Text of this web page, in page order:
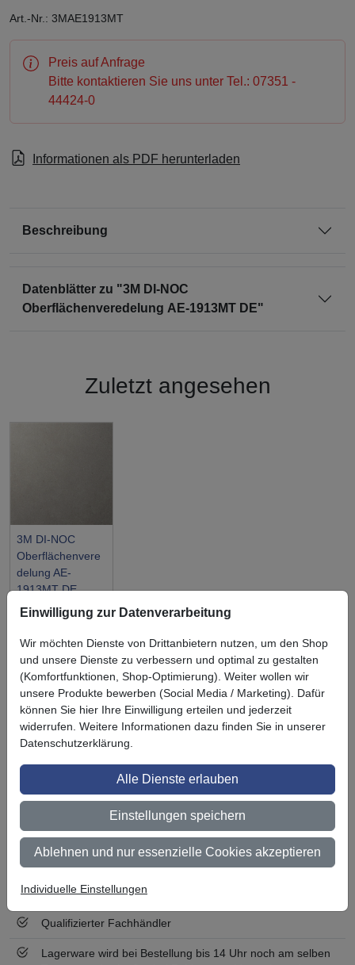
Art.-Nr.: 3MAE1913MT
Preis auf Anfrage
Bitte kontaktieren Sie uns unter Tel.: 07351 -
44424-0
Informationen als PDF herunterladen
Beschreibung
Datenblätter zu "3M DI-NOC
Oberflächenveredelung AE-1913MT DE"
Zuletzt angesehen
3M DI-NOC
Oberflächenvere
delung AE-
1913MT DE
Ihre Vorteile bei uns
3M BestPartner Commercial Solutions
Persönliche Beratung und Betreuung
Keine Mindestbestellmenge
Ab 300 € Nettowarenwert versandkostenfrei (innerhalb
Zertifiziert nach ISO 9001
Qualifizierter Fachhändler
Lagerware wird bei Bestellung bis 14 Uhr noch am selben
Einwilligung zur Datenverarbeitung
Wir möchten Dienste von Drittanbietern nutzen, um den Shop
und unsere Dienste zu verbessern und optimal zu gestalten
(Komfortfunktionen, Shop-Optimierung). Weiter wollen wir
unsere Produkte bewerben (Social Media / Marketing). Dafür
können Sie hier Ihre Einwilligung erteilen und jederzeit
widerrufen. Weitere Informationen dazu finden Sie in unserer
Datenschutzerklärung.
Alle Dienste erlauben
Einstellungen speichern
Ablehnen und nur essenzielle Cookies akzeptieren
Individuelle Einstellungen